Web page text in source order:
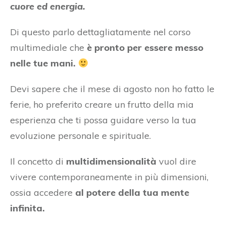
cuore ed energia.
Di questo parlo dettagliatamente nel corso
multimediale che è pronto per essere messo
nelle tue mani.
Devi sapere che il mese di agosto non ho fatto le
ferie, ho preferito creare un frutto della mia
esperienza che ti possa guidare verso la tua
evoluzione personale e spirituale.
Il concetto di multidimensionalità vuol dire
vivere contemporaneamente in più dimensioni,
ossia accedere al potere della tua mente
infinita.